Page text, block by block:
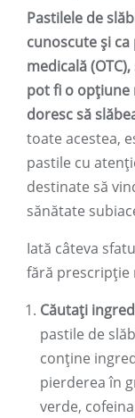
Pastilele de
cunoscute și
medicală
pot fi o opțiune
doresc să
toate acestea,
pastile cu
destinate să
sănătate
Iată câteva
fără prescripție
Căutați
pastile de
conține
pierderea în
verde,